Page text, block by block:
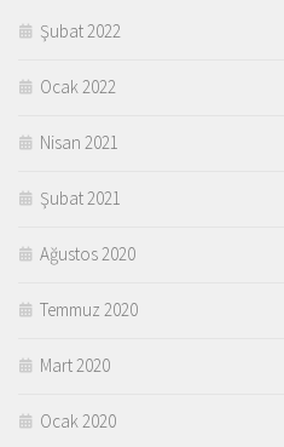
Şubat 2022
Ocak 2022
Nisan 2021
Şubat 2021
Ağustos 2020
Temmuz 2020
Mart 2020
Ocak 2020